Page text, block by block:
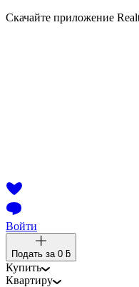
Скачайте приложение
Войти
Подать за 0 ƃ
Купить
Квартиру